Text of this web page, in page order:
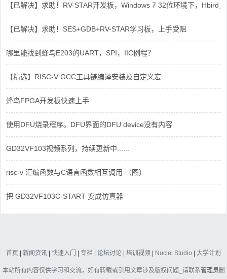
【已解决】求助！RV-STAR开发板，Windows 7 32位环境下，
【已解决】求助！SES+GDB+RV-STAR学习板，上手受阻
哪里能找到蜂鸟E203的UART，SPI，IIC例程？
【精选】RISC-V GCC工具链编译安装及自定义宏
蜂鸟FPGA开发板快速上手
使用DFU烧录程序。DFU界面的DFU device没有内容
GD32VF103视频系列，持续更新中......
risc-v 汇编函数与C语言函数相互调用 （图）
把 GD32VF103C-START 变成仿真器
首页 | 新闻资讯 | 快速入门 | 专栏 | 论坛讨论 | 培训视频 | Nuclei Studio | 大学计划
本站所有内容仅供学习和交流，如有转载或引用文章涉及版权问题_请联系管理员删